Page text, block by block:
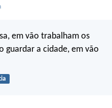
em vão trabalham os
guardar a cidade, em vão